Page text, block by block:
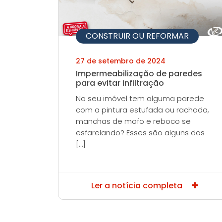
CONSTRUIR OU REFORMAR
27 de setembro de 2024
Impermeabilização de paredes
para evitar infiltração
No seu imóvel tem alguma parede
com a pintura estufada ou rachada,
manchas de mofo e reboco se
esfarelando? Esses são alguns dos
[…]
Ler a notícia completa